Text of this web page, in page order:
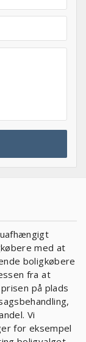
med at
boligkøbere
fra at
på plads
Vi
for eksempel